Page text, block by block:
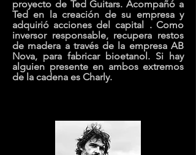
proyecto de Ted Guitars. Acompañó a
Ted en la creación de su empresa y
adquirió acciones del capital
. Como
inversor responsable, recupera restos
de madera a través de la empresa AB
Nova, para fabricar bioetanol. Si hay
alguien presente en ambos extremos
de la cadena es Charly.